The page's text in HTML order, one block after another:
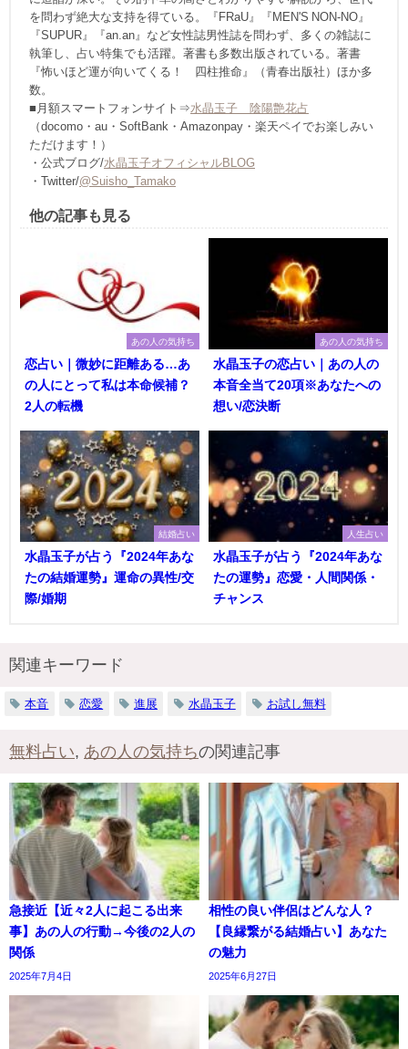
を問わず絶大な支持を得ている。『FRaU』『MEN'S NON-NO』
『SUPUR』『an.an』など女性誌男性誌を問わず、多くの雑誌に
執筆し、占い特集でも活躍。著書も多数出版されている。著書
『怖いほど運が向いてくる！ 四柱推命』（青春出版社）ほか多
数。
■月額スマートフォンサイト⇒水晶玉子 陰陽艶花占
（docomo・au・SoftBank・Amazonpay・楽天ペイでお楽しみい
ただけます！）
・公式ブログ/水晶玉子オフィシャルBLOG
・Twitter/@Suisho_Tamako
他の記事も見る
あの人の気持ち
恋占い｜微妙に距離ある…あ
の人にとって私は本命候補？
2人の転機
あの人の気持ち
水晶玉子の恋占い｜あの人の
本音全当て20項※あなたへの
想い/恋決断
結婚占い
水晶玉子が占う『2024年あな
たの結婚運勢』運命の異性/交
際/婚期
人生占い
水晶玉子が占う『2024年あな
たの運勢』恋愛・人間関係・
チャンス
関連キーワード
本音 恋愛 進展 水晶玉子 お試し無料
無料占い, あの人の気持ちの関連記事
急接近【近々2人に起こる出来
事】あの人の行動→今後の2人の
関係
2025年7月4日
相性の良い伴侶はどんな人？
【良縁繋がる結婚占い】あなた
の魅力
2025年6月27日